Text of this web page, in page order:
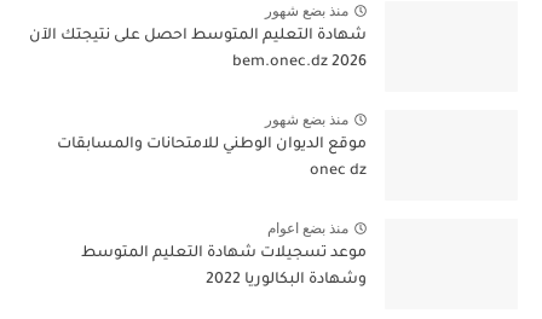
منذ بضع شهور
شهادة التعليم المتوسط احصل على نتيجتك الآن
bem.onec.dz 2026
منذ بضع شهور
موقع الديوان الوطني للامتحانات والمسابقات
onec dz
منذ بضع اعوام
موعد تسجيلات شهادة التعليم المتوسط
وشهادة البكالوريا 2022